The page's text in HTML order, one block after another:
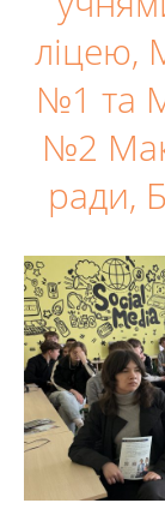
ліцею,
№1 та
№2
ради,